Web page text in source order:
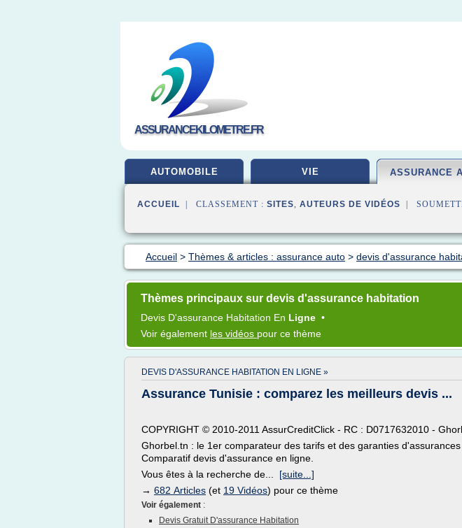
ASSURANCEKILOMETRE.FR
AUTOMOBILE VIE ASSURANCE
ACCUEIL | CLASSEMENT : SITES, AUTEURS DE VIDÉOS |
Accueil > Thèmes & articles : assurance auto > devis d'assurance
Thèmes principaux sur devis d'assurance habitation
Devis D'assurance Habitation En Ligne •
Voir également les vidéos pour ce thème
DEVIS D'ASSURANCE HABITATION EN LIGNE »
Assurance Tunisie : comparez les meilleurs devis ...
COPYRIGHT © 2010-2011 AssurCreditClick - RC : D0717632010 -
Ghorbel.tn : le 1er comparateur des tarifs et des garanties
Comparatif devis d'assurance en ligne.
Vous êtes à la recherche de... [suite...]
→ 682 Articles (et 19 Vidéos) pour ce thème
Voir également :
Devis Gratuit D'assurance Habitation